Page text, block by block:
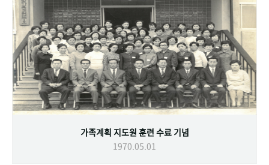
가족계획 지도원 훈련 수료 기념
1970.05.01